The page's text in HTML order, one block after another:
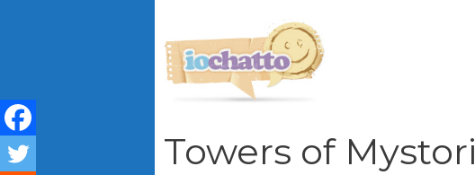
Towers of